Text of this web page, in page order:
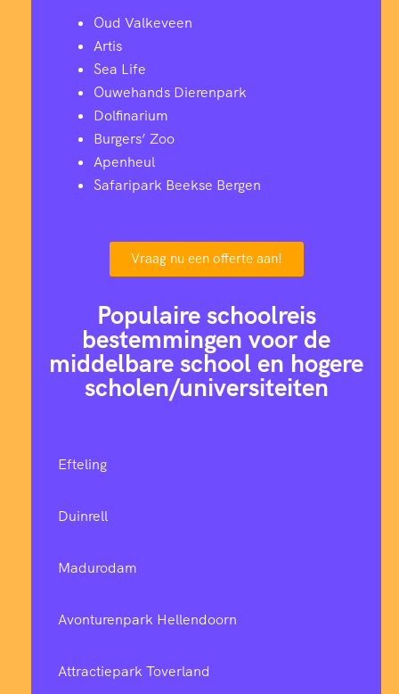
Oud Valkeveen
Artis
Sea Life
Ouwehands Dierenpark
Dolfinarium
Burgers’ Zoo
Apenheul
Safaripark Beekse Bergen
Vraag nu een offerte aan!
Populaire schoolreis
bestemmingen voor de
middelbare school en hogere
scholen/universiteiten
Efteling
Duinrell
Madurodam
Avonturenpark Hellendoorn
Attractiepark Toverland